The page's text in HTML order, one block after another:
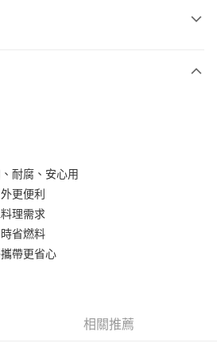
耐腐、安心用
更便利
理需求
省燃料
帶更省心
相關推薦